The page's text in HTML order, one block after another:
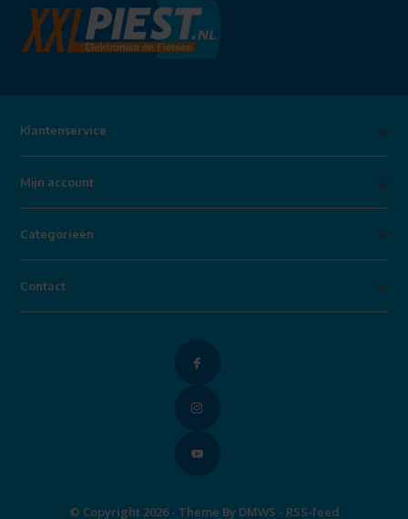
Klantenservice
Mijn account
Categorieën
Contact
© Copyright 2026 - Theme By DMWS - RSS-feed